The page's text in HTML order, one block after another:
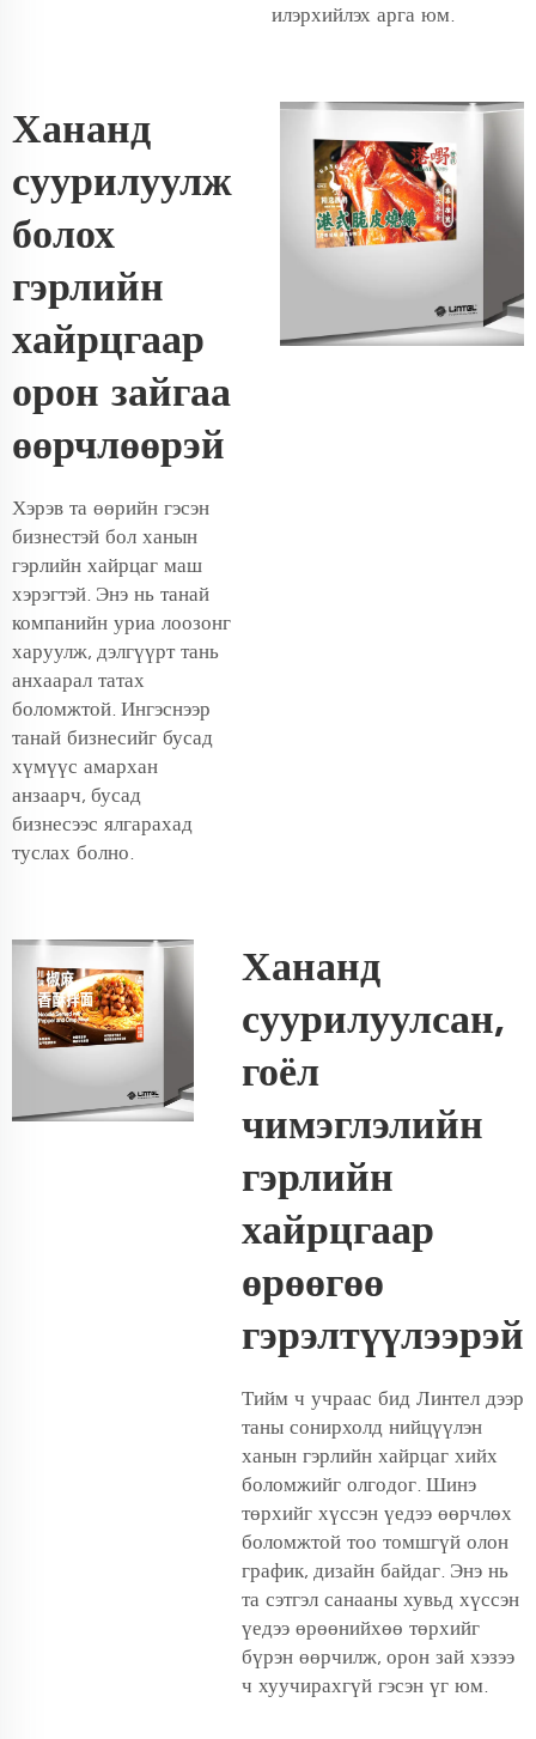
илэрхийлэх арга юм.
Хананд
суурилуулж
болох
гэрлийн
хайрцгаар
орон зайгаа
өөрчлөөрэй
Хэрэв та өөрийн гэсэн
бизнестэй бол ханын
гэрлийн хайрцаг маш
хэрэгтэй. Энэ нь танай
компанийн уриа лоозонг
харуулж, дэлгүүрт тань
анхаарал татах
боломжтой. Ингэснээр
танай бизнесийг бусад
хүмүүс амархан
анзаарч, бусад
бизнесээс ялгарахад
туслах болно.
Хананд
суурилуулсан,
гоёл
чимэглэлийн
гэрлийн
хайрцгаар
өрөөгөө
гэрэлтүүлээрэй
Тийм ч учраас бид Линтел дээр
таны сонирхолд нийцүүлэн
ханын гэрлийн хайрцаг хийх
боломжийг олгодог. Шинэ
төрхийг хүссэн үедээ өөрчлөх
боломжтой тоо томшгүй олон
график, дизайн байдаг. Энэ нь
та сэтгэл санааны хувьд хүссэн
үедээ өрөөнийхөө төрхийг
бүрэн өөрчилж, орон зай хэзээ
ч хуучирахгүй гэсэн үг юм.